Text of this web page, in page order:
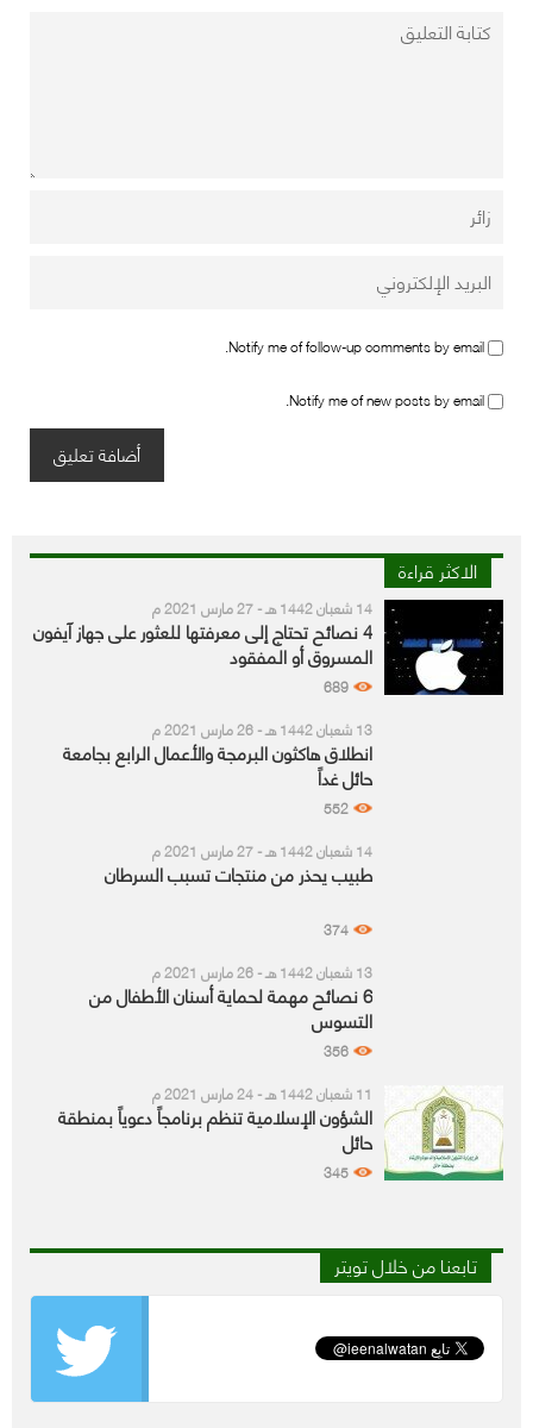
Notify me of follow-up comments by email.
Notify me of new posts by email.
الاكثر قراءة
14 شعبان 1442 هـ - 27 مارس 2021 م
4 نصائح تحتاج إلى معرفتها للعثور على جهاز آيفون
المسروق أو المفقود
689
13 شعبان 1442 هـ - 26 مارس 2021 م
انطلاق هاكثون البرمجة والأعمال الرابع بجامعة
حائل غداً
552
14 شعبان 1442 هـ - 27 مارس 2021 م
طبيب يحذر من منتجات تسبب السرطان
374
13 شعبان 1442 هـ - 26 مارس 2021 م
6 نصائح مهمة لحماية أسنان الأطفال من
التسوس
356
11 شعبان 1442 هـ - 24 مارس 2021 م
الشؤون الإسلامية تنظم برنامجاً دعوياً بمنطقة
حائل
345
تابعنا من خلال تويتر